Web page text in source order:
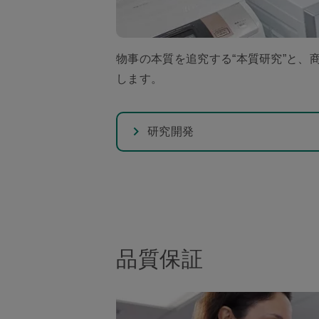
物事の本質を追究する“本質研究”と、
します。
研究開発
品質保証